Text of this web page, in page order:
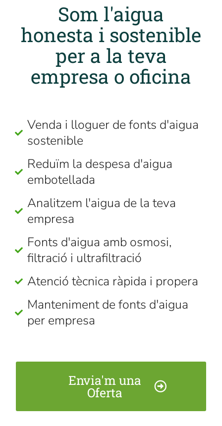
Som l'aigua
honesta i sostenible
per a la teva
empresa o oficina
Venda i lloguer de fonts d'aigua
sostenible
Reduïm la despesa d'aigua
embotellada
Analitzem l'aigua de la teva
empresa
Fonts d'aigua amb osmosi,
filtració i ultrafiltració
Atenció tècnica ràpida i propera
Manteniment de fonts d'aigua
per empresa
Envia'm una
Oferta